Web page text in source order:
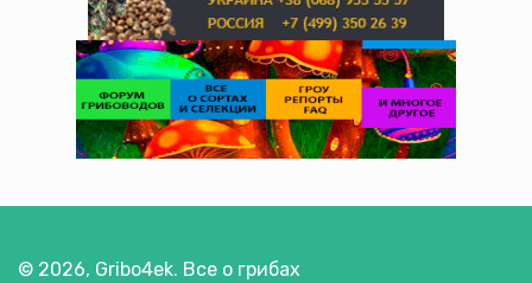
© 2026, Gribo4ek. Все о грибах